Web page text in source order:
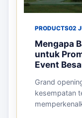
PRODUCTS02
Mengapa
untuk
Event
Grand
kesempatan